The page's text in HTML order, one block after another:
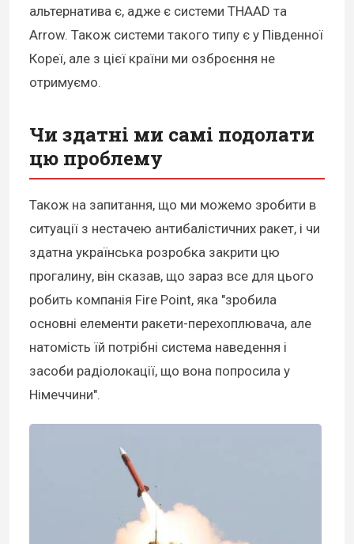
альтернатива є, адже є системи THAAD та
Arrow. Також системи такого типу є у Південної
Кореї, але з цієї країни ми озброєння не
отримуємо.
Чи здатні ми самі подолати
цю проблему
Також на запитання, що ми можемо зробити в
ситуації з нестачею антибалістичних ракет, і чи
здатна українська розробка закрити цю
прогалину, він сказав, що зараз все для цього
робить компанія Fire Point, яка "зробила
основні елементи ракети-перехоплювача, але
натомість їй потрібні система наведення і
засоби радіолокації, що вона попросила у
Німеччини".